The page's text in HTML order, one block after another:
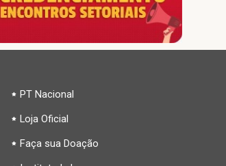
PT Nacional
Loja Oficial
Faça sua Doação